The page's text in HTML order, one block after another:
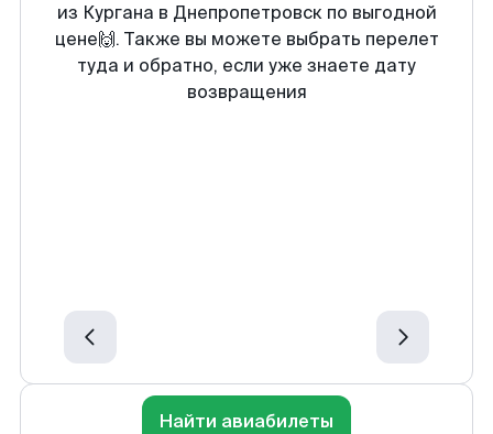
из Кургана в Днепропетровск по выгодной
цене🙌. Также вы можете выбрать перелет
туда и обратно, если уже знаете дату
возвращения
Найти авиабилеты